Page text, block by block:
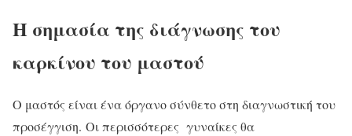
Η σημασία της διάγνωσης του
καρκίνου του μαστού
Ο μαστός είναι ένα όργανο σύνθετο στη διαγνωστική του
προσέγγιση. Οι περισσότερες γυναίκες θα